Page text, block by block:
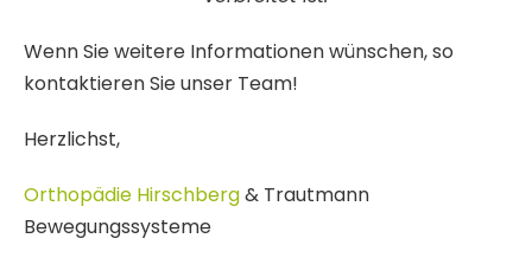
Wenn Sie weitere Informationen wünschen, so
kontaktieren Sie unser Team!
Herzlichst,
Orthopädie Hirschberg& Trautmann
Bewegungssysteme